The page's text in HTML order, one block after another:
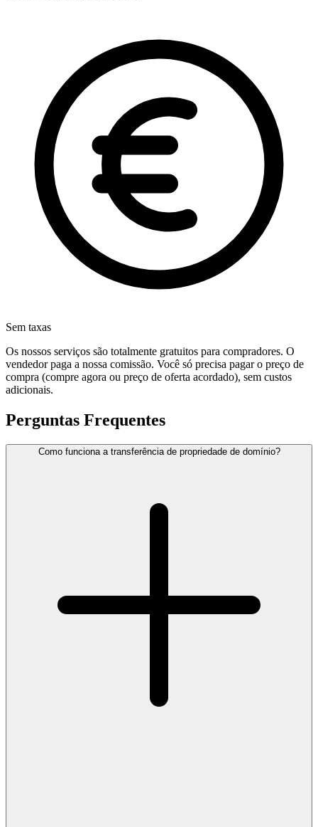
Sem taxas
Os nossos serviços são totalmente gratuitos para compradores. O
vendedor paga a nossa comissão. Você só precisa pagar o preço de
compra (compre agora ou preço de oferta acordado), sem custos
adicionais.
Perguntas Frequentes
Como funciona a transferência de propriedade de domínio?